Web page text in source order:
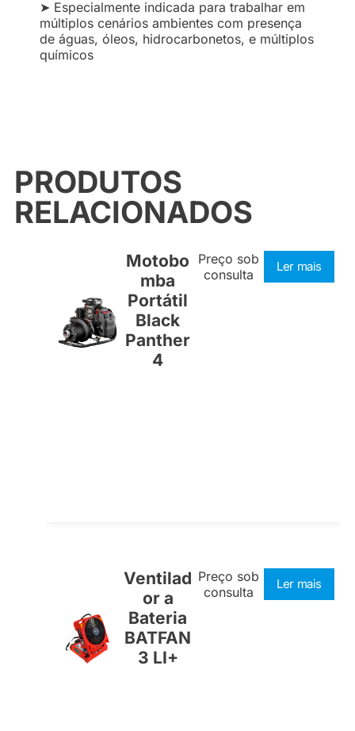
➤ Especialmente indicada para trabalhar em
múltiplos cenários ambientes com presença
de águas, óleos, hidrocarbonetos, e múltiplos
químicos
PRODUTOS
RELACIONADOS
Motobo
mba
Portátil
Black
Panther
4
Preço sob
consulta
Ler mais
Ventilad
or a
Bateria
BATFAN
3 LI+
Preço sob
consulta
Ler mais